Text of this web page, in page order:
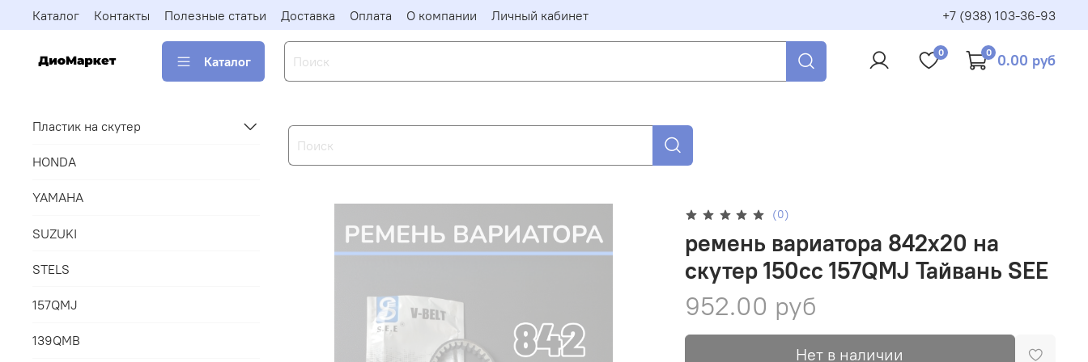
Каталог Контакты Полезные статьи Доставка Оплата О компании Личный кабинет +7 (938) 103-36-93
Каталог
0 0 0.00 руб
(0)
ремень вариатора 842x20 на
скутер 150сс 157QMJ Тайвань SEE
952.00 руб
Нет в наличии
Пластик на скутер
HONDA
YAMAHA
SUZUKI
STELS
157QMJ
139QMB